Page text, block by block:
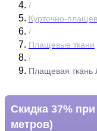
/
Курточно-
/
Плащевые ткани
/
Плащевая ткань
Скидка 37% при
метров)